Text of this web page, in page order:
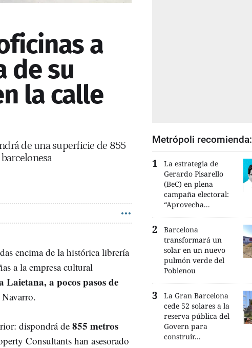
a
de su
la calle
de una superficie de 855
encima de la histórica librería
a la empresa cultural
Laietana, a pocos pasos de
dispondrá de855 metros
Consultants han asesorado
Metrópoli recomienda:
La estrategia de
Gerardo Pisarello
(BeC) en plena
campaña electoral:
“Aprovecha...
Barcelona
transformará un
solar en un nuevo
pulmón verde del
Poblenou
La Gran Barcelona
cede 52 solares a la
reserva pública del
Govern para
construir...